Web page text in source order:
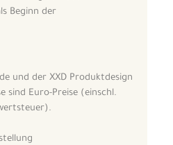
Beginn der
und der XXD Produktdesign
sind Euro-Preise (einschl.